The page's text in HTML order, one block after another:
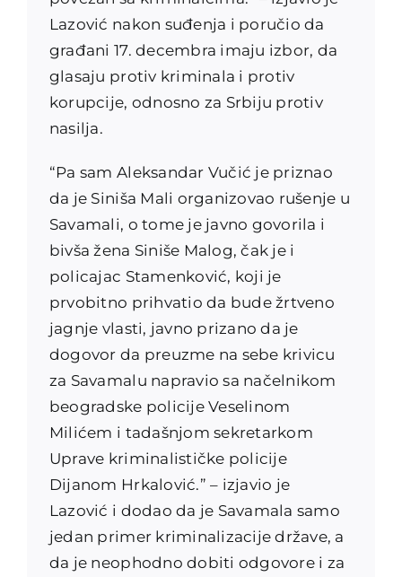
Lazović nakon suđenja i poručio da
građani 17. decembra imaju izbor, da
glasaju protiv kriminala i protiv
korupcije, odnosno za Srbiju protiv
nasilja.
“Pa sam Aleksandar Vučić je priznao
da je Siniša Mali organizovao rušenje u
Savamali, o tome je javno govorila i
bivša žena Siniše Malog, čak je i
policajac Stamenković, koji je
prvobitno prihvatio da bude žrtveno
jagnje vlasti, javno prizano da je
dogovor da preuzme na sebe krivicu
za Savamalu napravio sa načelnikom
beogradske policije Veselinom
Milićem i tadašnjom sekretarkom
Uprave kriminalističke policije
Dijanom Hrkalović.” – izjavio je
Lazović i dodao da je Savamala samo
jedan primer kriminalizacije države, a
da je neophodno dobiti odgovore i za